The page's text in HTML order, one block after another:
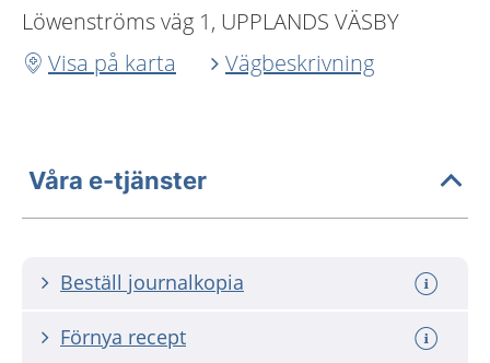
Löwenströms väg 1, UPPLANDS VÄSBY
Visa på karta
Vägbeskrivning
Våra e-tjänster
Beställ journalkopia
Förnya recept